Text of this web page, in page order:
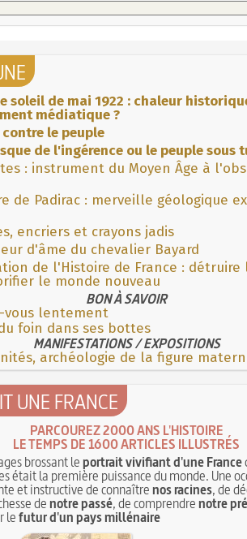
soleil de mai 1922 : chaleur
médiatique ?
le peuple
de l'ingérence ou le peuple sous
: instrument du Moyen Âge à
de Padirac : merveille géologique
encriers et crayons jadis
d'âme du chevalier Bayard
de l'Histoire de France : détruire
le monde nouveau
BON À SAVOIR
vous lentement
foin dans ses bottes
MANIFESTATIONS / EXPOSITIONS
archéologie de la figure
UNE FRANCE
PARCOUREZ 2000 ANS L'HISTOIRE
LE TEMPS DE 1600 ARTICLES ILLUSTRÉS
brossant leportrait vivifiant d'une France
était la première puissance du monde. Une
et instructive de connaîtrenos racines, de
denotre passé, de comprendrenotre
lefutur d'un pays millénaire